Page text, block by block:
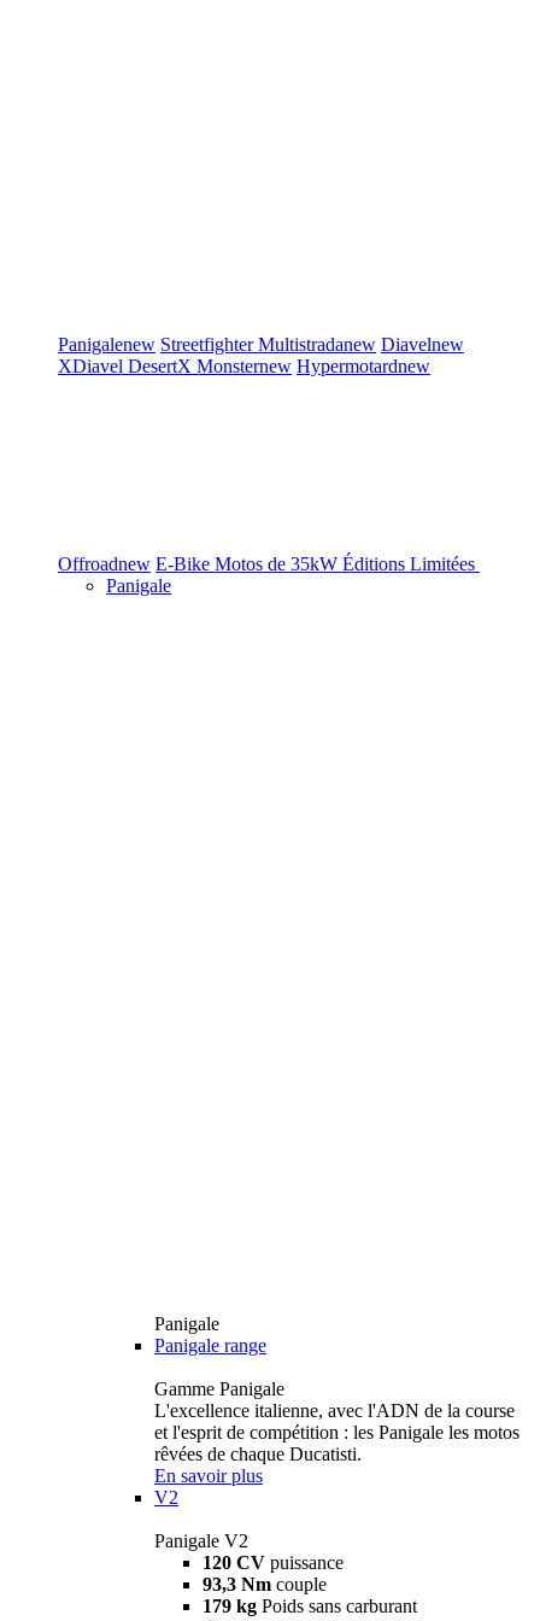
Panigalenew StreetfighterMultistradanew Diavelnew
XDiavel DesertX Monsternew Hypermotardnew
Offroadnew E-Bike Motos de 35kW Éditions Limitées
Panigale
Panigale
Panigale range
Gamme Panigale
L'excellence italienne, avec l'ADN de la course
et l'esprit de compétition : les Panigale les motos
rêvées de chaque Ducatisti.
En savoir plus
V2
Panigale V2
120 CV puissance
93,3 Nm couple
179 kg Poids sans carburant